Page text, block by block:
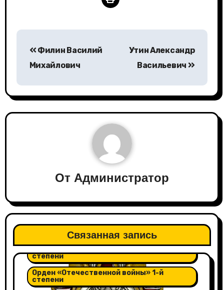
по
записям
Филин Василий
Михайлович
Утин Александр
Васильевич
От Администратор
Связанная запись
Орден "Александра Невского"
степени
Орден «Отечественной войны» 1-й
степени